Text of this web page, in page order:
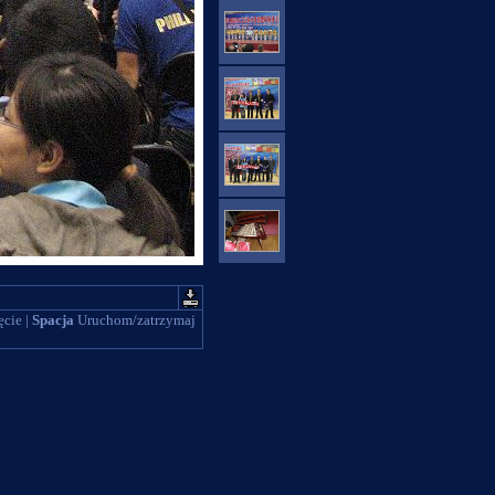
| Spacja Uruchom/zatrzymaj